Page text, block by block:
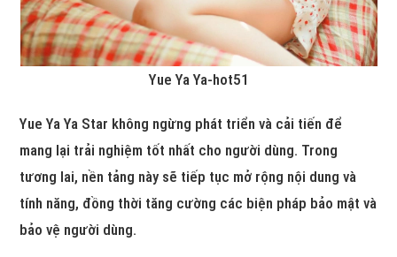
Yue Ya Ya-hot51
Yue Ya Ya Star không ngừng phát triển và cải tiến để
mang lại trải nghiệm tốt nhất cho người dùng. Trong
tương lai, nền tảng này sẽ tiếp tục mở rộng nội dung và
tính năng, đồng thời tăng cường các biện pháp bảo mật và
bảo vệ người dùng.